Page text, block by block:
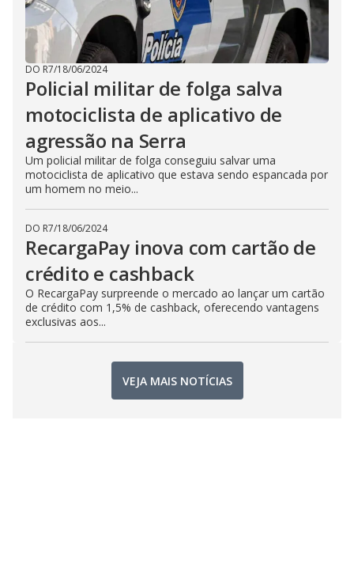
DO R7/18/06/2024
Policial militar de folga salva
motociclista de aplicativo de
agressão na Serra
Um policial militar de folga conseguiu salvar uma
motociclista de aplicativo que estava sendo espancada por
um homem no meio...
DO R7/18/06/2024
RecargaPay inova com cartão de
crédito e cashback
O RecargaPay surpreende o mercado ao lançar um cartão
de crédito com 1,5% de cashback, oferecendo vantagens
exclusivas aos...
VEJA MAIS NOTÍCIAS